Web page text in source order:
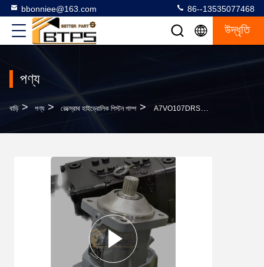
bbonniee@163.com 86--13535077468
উদ্ধৃতি
পণ্য
বাড়ি > পণ্য > রেক্স্রোথ হাইড্রোলিক পিস্টন পাম্প > A7VO107DRS/63L-NZB01-S Axial Piston Rexroth Variable Pump R902253974 A7VO107DRS/63L-VZB01-S A7VO সিরিজ